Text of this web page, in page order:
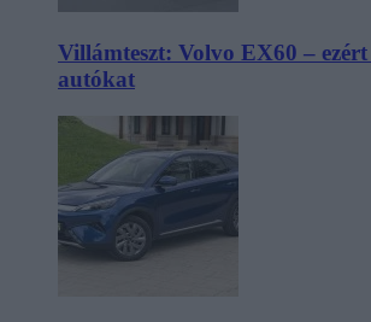
Villámteszt: Volvo EX60 –
autókat